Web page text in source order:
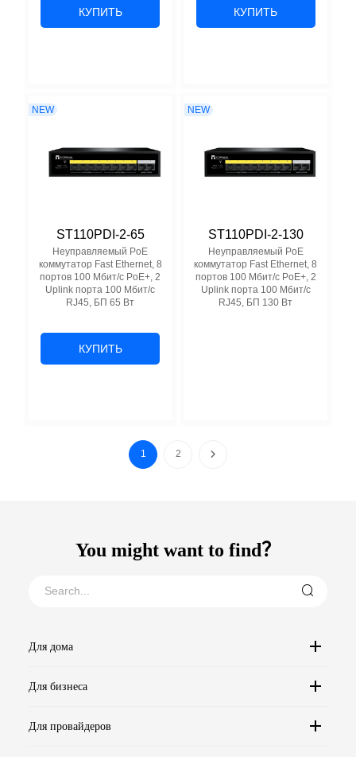
КУПИТЬ КУПИТЬ
NEW
ST110PDI-2-65
Неуправляемый PoE
коммутатор Fast Ethernet, 8
портов 100 Мбит/с PoE+, 2
Uplink порта 100 Мбит/с
RJ45, БП 65 Вт
КУПИТЬ
NEW
ST110PDI-2-130
Неуправляемый PoE
коммутатор Fast Ethernet, 8
портов 100 Мбит/с PoE+, 2
Uplink порта 100 Мбит/с
RJ45, БП 130 Вт
1 2
You might want to find？
Для дома
Для бизнеса
Для провайдеров